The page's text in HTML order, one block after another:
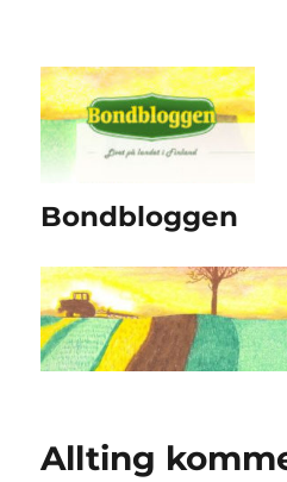
Bondbloggen
Allting